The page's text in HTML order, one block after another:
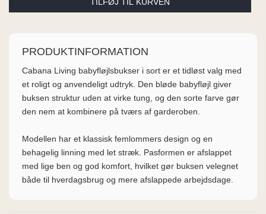
PRODUKTINFORMATION
Cabana Living babyfløjlsbukser i sort er et tidløst valg med
et roligt og anvendeligt udtryk. Den bløde babyfløjl giver
buksen struktur uden at virke tung, og den sorte farve gør
den nem at kombinere på tværs af garderoben.
Modellen har et klassisk femlommers design og en
behagelig linning med let stræk. Pasformen er afslappet
med lige ben og god komfort, hvilket gør buksen velegnet
både til hverdagsbrug og mere afslappede arbejdsdage.